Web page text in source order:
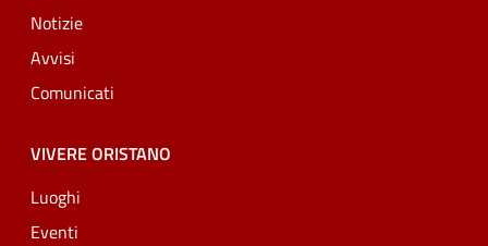
Notizie
Avvisi
Comunicati
VIVERE ORISTANO
Luoghi
Eventi